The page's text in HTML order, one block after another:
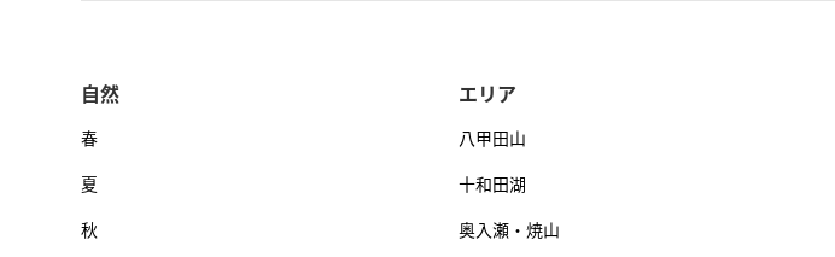
自然
春
夏
秋
エリア
八甲田山
十和田湖
奥入瀬・焼山